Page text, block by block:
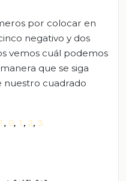
por colocar en
negativo y dos
vemos cuál podemos
que se siga
nuestro cuadrado